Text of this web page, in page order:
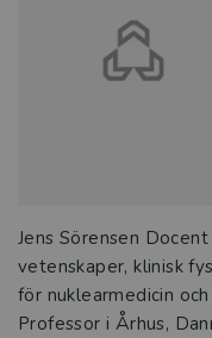
Jens Sörensen
vetenskaper, klinisk
för nuklearmedicin
Professor i Århus,